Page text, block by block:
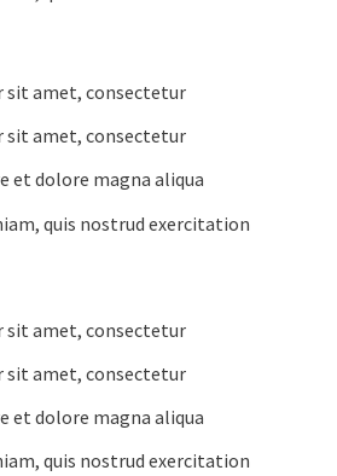
sit amet, consectetur
sit amet, consectetur
et dolore magna aliqua
quis nostrud exercitation
sit amet, consectetur
sit amet, consectetur
et dolore magna aliqua
quis nostrud exercitation